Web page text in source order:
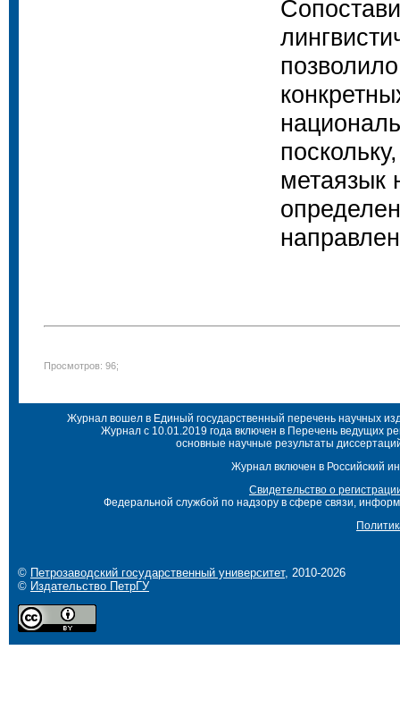
метаязык
Просмотров: 96;
Журнал вошел в Единый государственный перечень научных
Журнал с 10.01.2019 года включен в Перечень ведущих
основные научные результаты
Журнал включен в Российский
Свидетельство о
Федеральной службой по надзору в сфере связи,
© Петрозаводский государственный университет, 2010-2026
© Издательство ПетрГУ